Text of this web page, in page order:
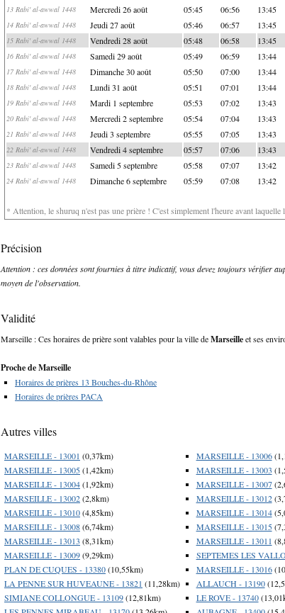
13 Rabi' al-awwal 1448 Mercredi 26 août 05:45 06:56 13:45
14 Rabi' al-awwal 1448 Jeudi 27 août 05:46 06:57 13:45
15 Rabi' al-awwal 1448 Vendredi 28 août 05:48 06:58 13:45
16 Rabi' al-awwal 1448 Samedi 29 août 05:49 06:59 13:44
17 Rabi' al-awwal 1448 Dimanche 30 août 05:50 07:00 13:44
18 Rabi' al-awwal 1448 Lundi 31 août 05:51 07:01 13:44
19 Rabi' al-awwal 1448 Mardi 1 septembre 05:53 07:02 13:43
20 Rabi' al-awwal 1448 Mercredi 2 septembre 05:54 07:04 13:43
21 Rabi' al-awwal 1448 Jeudi 3 septembre 05:55 07:05 13:43
22 Rabi' al-awwal 1448 Vendredi 4 septembre 05:57 07:06 13:43
23 Rabi' al-awwal 1448 Samedi 5 septembre 05:58 07:07 13:42
24 Rabi' al-awwal 1448 Dimanche 6 septembre 05:59 07:08 13:42
* Attention, le shuruq n'est pas une prière ! C'est simplement l'heure avant
Précision
Attention : ces données sont fournies à titre indicatif, vous devez toujours vérifier
moyen de l'observation.
Validité
Marseille : Ces horaires de prière sont valables pour la ville deMarseilleet ses
Proche de Marseille
Horaires de prières 13 Bouches-du-Rhône
Horaires de prières PACA
Autres villes
MARSEILLE - 13001 (0,37km)
MARSEILLE - 13005(1,42km)
MARSEILLE - 13004(1,92km)
MARSEILLE - 13002(2,8km)
MARSEILLE - 13010(4,85km)
MARSEILLE - 13008(6,74km)
MARSEILLE - 13013 (8,31km)
MARSEILLE - 13009(9,29km)
PLAN DE CUQUES - 13380(10,55km)
LA PENNE SUR HUVEAUNE - 13821 (11,28km)
SIMIANE COLLONGUE - 13109(12,81km)
MARSEILLE - 13006
MARSEILLE - 13003
MARSEILLE - 13007
MARSEILLE - 13012
MARSEILLE - 13014
MARSEILLE - 13015
MARSEILLE - 13011
SEPTEMES LES
MARSEILLE - 13016
ALLAUCH - 13190
LE ROVE - 13740